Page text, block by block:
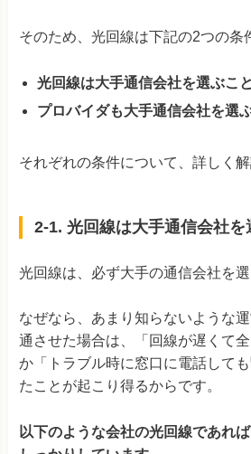
そのため、光回線は下記の2つの条
光回線は大手通信会社を選ぶこと
プロバイダも大手通信会社を選
それぞれの条件について、詳しく解
2-1. 光回線は大手通信会社を
光回線は、必ず大手の通信会社を選
なぜなら、あまり知らないような
通させた場合は、「回線が遅くて
か「トラブル時に窓口に電話して
たことが起こり得るからです。
以下のような会社の光回線であれ